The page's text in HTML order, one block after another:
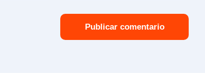
Publicar comentario